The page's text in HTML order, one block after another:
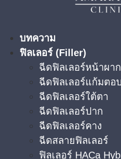
บทความ
ฟิลเลอร์ (Filler)
ฉีดฟิลเลอร์หน้าผาก
ฉีดฟิลเลอร์แก้มตอ
ฉีดฟิลเลอร์ใต้ตา​
ฉีดฟิลเลอร์ปาก
ฉีดฟิลเลอร์คาง
ฉีดสลายฟิลเลอร์
ฟิลเลอร์ HACa